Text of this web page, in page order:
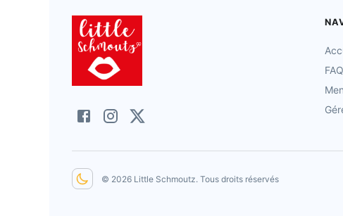
FAQ
© 2026 Little Schmoutz. Tous droits réservés